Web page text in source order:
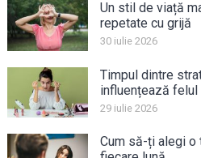
Un stil de viață
repetate cu grijă
30 iulie 2026
Timpul dintre
influențează felul
29 iulie 2026
Cum să-ți alegi o